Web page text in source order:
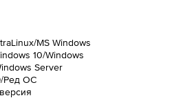
MS Windows
10/Windows
Server
Ред ОС